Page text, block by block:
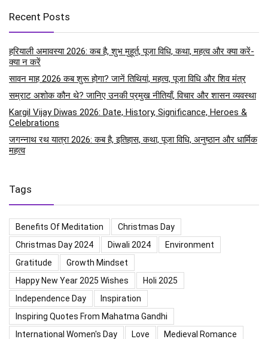
Recent Posts
हरियाली अमावस्या 2026: कब है, शुभ मुहूर्त, पूजा विधि, कथा, महत्व और क्या करें-
क्या न करें
सावन माह 2026 कब शुरू होगा? जानें तिथियां, महत्व, पूजा विधि और शिव मंत्र
सम्राट अशोक कौन थे? जानिए उनकी प्रमुख नीतियाँ, विचार और शासन व्यवस्था
Kargil Vijay Diwas 2026: Date, History, Significance, Heroes &
Celebrations
जगन्नाथ रथ यात्रा 2026: कब है, इतिहास, कथा, पूजा विधि, अनुष्ठान और धार्मिक
महत्व
Tags
Benefits Of Meditation
Christmas Day
Christmas Day 2024
Diwali 2024
Environment
Gratitude
Growth Mindset
Happy New Year 2025 Wishes
Holi 2025
Independence Day
Inspiration
Inspiring Quotes From Mahatma Gandhi
International Women's Day
Love
Medieval Romance